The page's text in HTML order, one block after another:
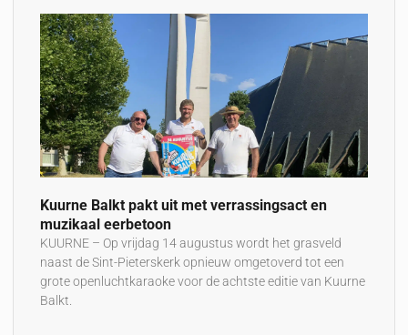
Kuurne Balkt pakt uit met verrassingsact en
muzikaal eerbetoon
KUURNE – Op vrijdag 14 augustus wordt het grasveld
naast de Sint-Pieterskerk opnieuw omgetoverd tot een
grote openluchtkaraoke voor de achtste editie van Kuurne
Balkt.